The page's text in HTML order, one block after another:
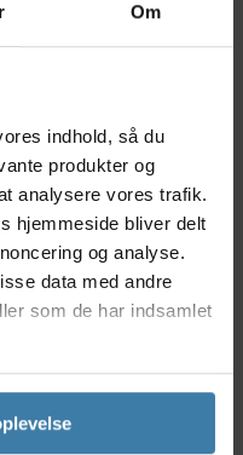
Om
indhold, så du
produkter og
analysere vores trafik.
hjemmeside bliver delt
og analyse.
data med andre
som de har indsamlet
støjsvagt og smidigt
forhold.
ForceD1 bagskiftere
lejer sikrer minimal
store pulleyhjul
mod snavs og fugt
for ekstra
det ideelle